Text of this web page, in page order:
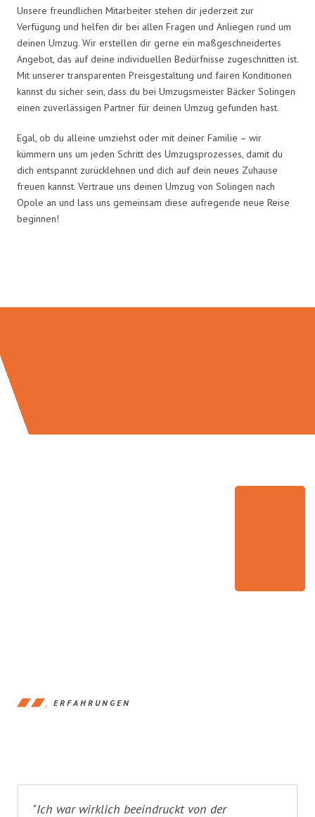
Unsere freundlichen Mitarbeiter stehen dir jederzeit zur
Verfügung und helfen dir bei allen Fragen und Anliegen rund um
deinen Umzug. Wir erstellen dir gerne ein maßgeschneidertes
Angebot, das auf deine individuellen Bedürfnisse zugeschnitten ist.
Mit unserer transparenten Preisgestaltung und fairen Konditionen
kannst du sicher sein, dass du bei Umzugsmeister Bäcker Solingen
einen zuverlässigen Partner für deinen Umzug gefunden hast.
Egal, ob du alleine umziehst oder mit deiner Familie – wir
kümmern uns um jeden Schritt des Umzugsprozesses, damit du
dich entspannt zurücklehnen und dich auf dein neues Zuhause
freuen kannst. Vertraue uns deinen Umzug von Solingen nach
Opole an und lass uns gemeinsam diese aufregende neue Reise
beginnen!
ERFAHRUNGEN
"Ich war wirklich beeindruckt von der